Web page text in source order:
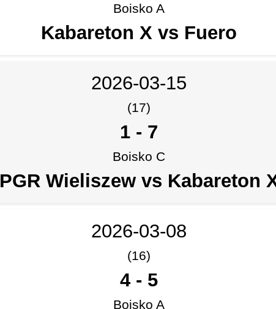
Boisko A
Kabareton X vs Fuero
2026-03-15
(17)
1 - 7
Boisko C
PGR Wieliszew vs Kabareton
2026-03-08
(16)
4 - 5
Boisko A